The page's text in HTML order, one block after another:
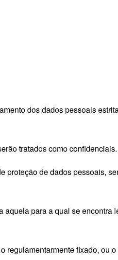
dos dados pessoais
tratados como confidenciais.
de dados pessoais,
para a qual se
fixado, ou